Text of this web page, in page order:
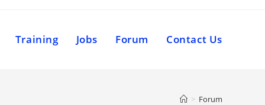
Training Jobs Forum Contact Us
> Forum